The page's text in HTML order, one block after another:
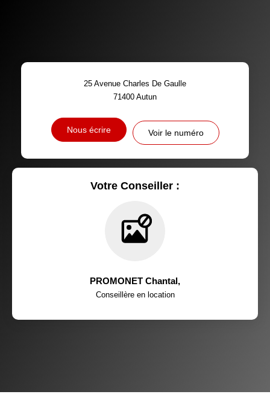
PART DES MÉNAGES SANS
VOITURE
DISTANCE DE L'AÉROPORT : SUPERFICIE :
RÉSULTATS DES LYCÉES
RESTAURANTS ET CAFÉS COMMERCES
25 Avenue Charles De Gaulle
71400 Autun
Nous écrire Voir le numéro
Votre Conseiller :
PROMONET Chantal,
Conseillère en location